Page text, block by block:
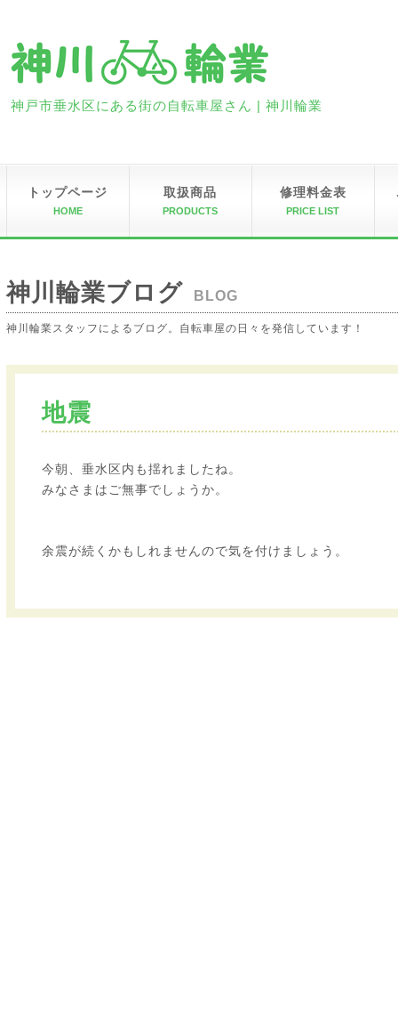
神戸市垂水区にある街の自転車屋さん | 神川輪業
トップページ
HOME
取扱商品
PRODUCTS
修理料金表
PRICE LIST
神川輪業ブログ BLOG
神川輪業スタッフによるブログ。自転車屋の日々を発信しています！
地震
今朝、垂水区内も揺れましたね。
みなさまはご無事でしょうか。
余震が続くかもしれませんので気を付けましょう。